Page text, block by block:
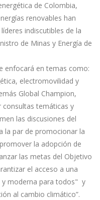
de Colombia,
renovables han
indiscutibles de la
de Minas y Energía de
enfocará en temas como:
electromovilidad y
Global Champion,
consultas temáticas y
las discusiones del
la par de promocionar la
la adopción de
las metas del Objetivo
el acceso a una
y moderna para todos" y
al cambio climático”.